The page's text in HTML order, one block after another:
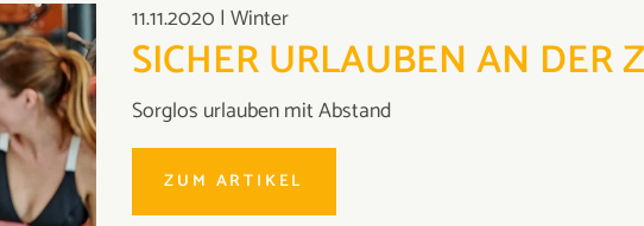
11.11.2020 | Winter
SICHER URLAUBEN AN DER
Sorglos urlauben mit Abstand
ZUM ARTIKEL